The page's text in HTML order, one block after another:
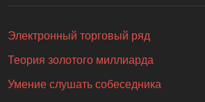
Электронный торговый ряд
Теория золотого миллиарда
Умение слушать собеседника